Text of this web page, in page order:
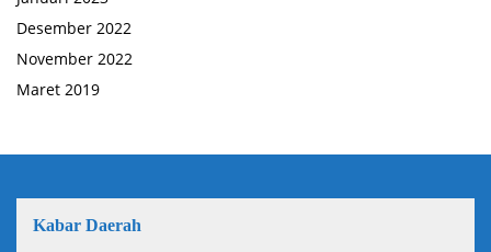
Desember 2022
November 2022
Maret 2019
Kabar Daerah